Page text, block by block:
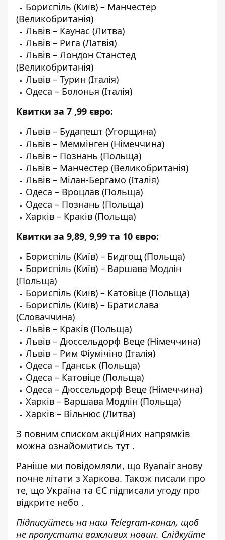
Бориспіль (Київ) – Манчестер
(Великобританія)
Львів – Каунас (Литва)
Львів – Рига (Латвія)
Львів – Лондон Станстед
(Великобританія)
Львів – Турин (Італія)
Одеса – Болонья (Італія)
Квитки за 7 ,99 євро:
Львів – Будапешт (Угорщина)
Львів – Меммінген (Німеччина)
Львів – Познань (Польща)
Львів – Манчестер (Великобританія)
Львів – Мілан-Бергамо (Італія)
Одеса – Вроцлав (Польща)
Одеса – Познань (Польща)
Харків – Краків (Польща)
Квитки за 9,89, 9,99 та 10 євро:
Бориспіль (Київ) – Бидгощ (Польща)
Бориспіль (Київ) – Варшава Модлін
(Польща)
Бориспіль (Київ) – Катовіце (Польща)
Бориспіль (Київ) – Братислава
(Словаччина)
Львів – Краків (Польща)
Львів – Дюссельдорф Веце (Німеччина)
Львів – Рим Фіумічіно (Італія)
Одеса – Гданськ (Польща)
Одеса – Катовіце (Польща)
Одеса – Дюссельдорф Веце (Німеччина)
Харків – Варшава Модлін (Польща)
Харків – Вільнюс (Литва)
З повним списком акційних напрямків
можна ознайомитись тут .
Раніше ми повідомляли, що Ryanair знову
почне літати з Харкова. Також писали про
те, що Україна та ЄС підписали угоду про
відкрите небо .
Підписуйтесь на наш Telegram-канал, щоб
не пропустити важливих новин. Слідкуйте